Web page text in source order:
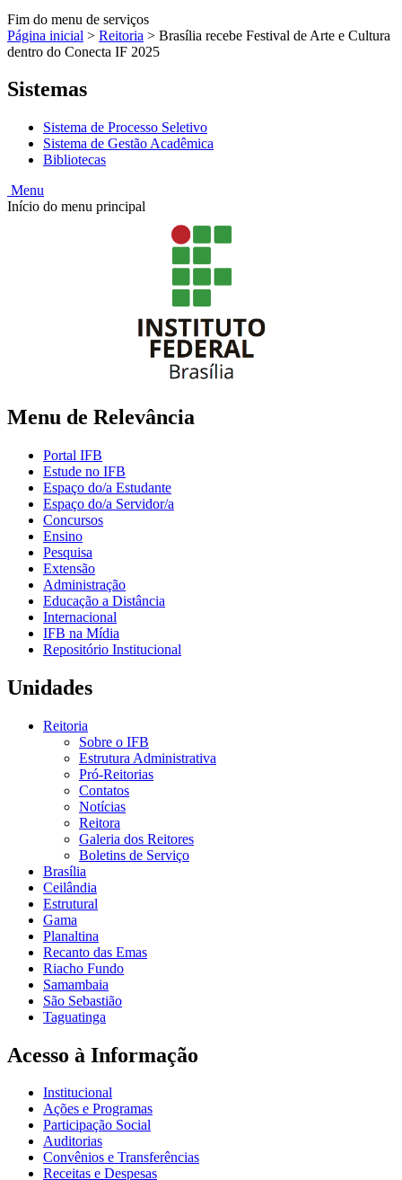
Fim do menu de serviços
Página inicial > Reitoria > Brasília recebe Festival de Arte e Cultura
dentro do Conecta IF 2025
Sistemas
Sistema de Processo Seletivo
Sistema de Gestão Acadêmica
Bibliotecas
Menu
Início do menu principal
Menu de Relevância
Portal IFB
Estude no IFB
Espaço do/a Estudante
Espaço do/a Servidor/a
Concursos
Ensino
Pesquisa
Extensão
Administração
Educação a Distância
Internacional
IFB na Mídia
Repositório Institucional
Unidades
Reitoria
Sobre o IFB
Estrutura Administrativa
Pró-Reitorias
Contatos
Notícias
Reitora
Galeria dos Reitores
Boletins de Serviço
Brasília
Ceilândia
Estrutural
Gama
Planaltina
Recanto das Emas
Riacho Fundo
Samambaia
São Sebastião
Taguatinga
Acesso à Informação
Institucional
Ações e Programas
Participação Social
Auditorias
Convênios e Transferências
Receitas e Despesas